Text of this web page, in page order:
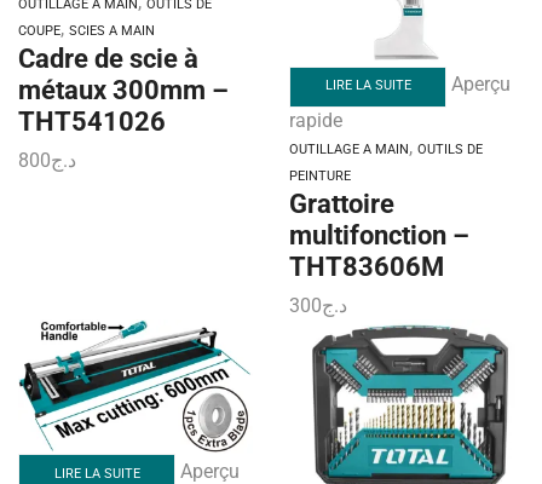
OUTILLAGE A MAIN
OUTILS DE
COUPE, SCIES A MAIN
Cadre de scie à
métaux 300mm –
THT541026
د.ج800
LIRE LA SUITE
Aperçu
rapide
OUTILLAGE A MAIN, OUTILS DE
PEINTURE
Grattoire
multifonction –
THT83606M
د.ج300
LIRE LA SUITE
Aperçu